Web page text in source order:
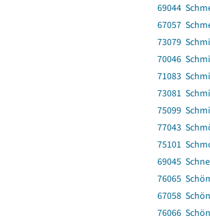
69044
67057
73079
70046
71083
73081
75099
77043
75101
69045
76065
67058
76066